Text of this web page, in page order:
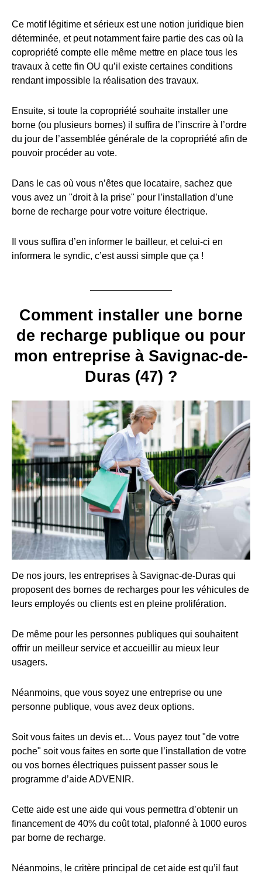
Ce motif légitime et sérieux est une notion juridique bien
déterminée, et peut notamment faire partie des cas où la
copropriété compte elle même mettre en place tous les
travaux à cette fin OU qu’il existe certaines conditions
rendant impossible la réalisation des travaux.
Ensuite, si toute la copropriété souhaite installer une
borne (ou plusieurs bornes) il suffira de l’inscrire à l’ordre
du jour de l’assemblée générale de la copropriété afin de
pouvoir procéder au vote.
Dans le cas où vous n’êtes que locataire, sachez que
vous avez un "droit à la prise" pour l’installation d’une
borne de recharge pour votre voiture électrique.
Il vous suffira d’en informer le bailleur, et celui-ci en
informera le syndic, c’est aussi simple que ça !
Comment installer une borne
de recharge publique ou pour
mon entreprise à Savignac-de-
Duras (47) ?
De nos jours, les entreprises à Savignac-de-Duras qui
proposent des bornes de recharges pour les véhicules de
leurs employés ou clients est en pleine prolifération.
De même pour les personnes publiques qui souhaitent
offrir un meilleur service et accueillir au mieux leur
usagers.
Néanmoins, que vous soyez une entreprise ou une
personne publique, vous avez deux options.
Soit vous faites un devis et… Vous payez tout "de votre
poche" soit vous faites en sorte que l’installation de votre
ou vos bornes électriques puissent passer sous le
programme d’aide ADVENIR.
Cette aide est une aide qui vous permettra d’obtenir un
financement de 40% du coût total, plafonné à 1000 euros
par borne de recharge.
Néanmoins, le critère principal de cet aide est qu’il faut